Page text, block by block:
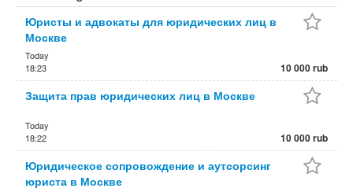
Юристы и адвокаты для юридических лиц в
Москве
Today
18:23
10 000 rub
Защита прав юридических лиц в Москве
Today
18:22
10 000 rub
Юридическое сопровождение и аутсорсинг
юриста в Москве